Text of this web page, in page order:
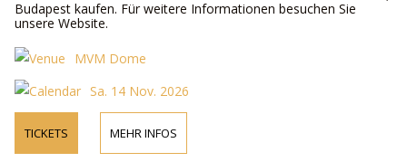
Budapest kaufen. Für weitere Informationen besuchen Sie
unsere Website.
MVM Dome
Sa. 14 Nov. 2026
TICKETS MEHR INFOS